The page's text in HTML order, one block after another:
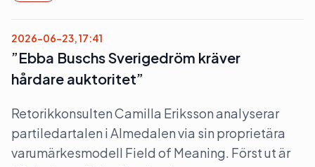
2026-06-23, 17:41
”Ebba Buschs Sverigedröm kräver
hårdare auktoritet”
Retorikkonsulten Camilla Eriksson analyserar
partiledartalen i Almedalen via sin proprietära
varumärkesmodell Field of Meaning. Först ut är